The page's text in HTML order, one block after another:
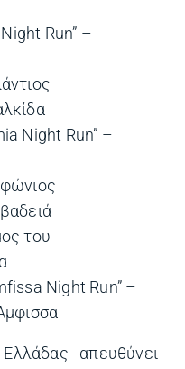
Run” –
Night Run” –
του
Night Run” –
απευθύνει